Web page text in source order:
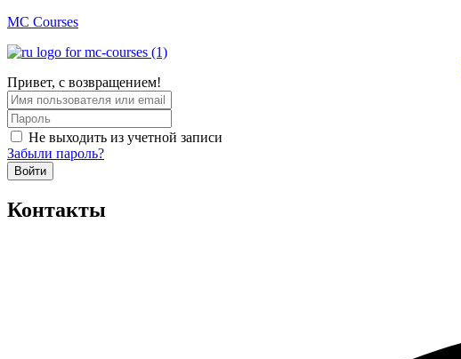
MC Courses
Привет, с возвращением!
Не выходить из учетной записи
Забыли пароль?
Войти
Контакты